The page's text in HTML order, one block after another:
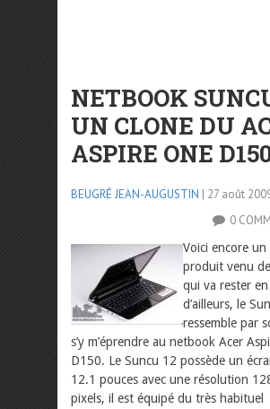
NETBOOK
UN CLONE DU
ASPIRE ONE
BEUGRÉ JEAN-AUGUSTIN | 27 août
0
Voici encore un
produit venu
qui va rester
d’ailleurs, le
ressemble par
s’y m’éprendre au netbook Acer
D150. Le Suncu 12 possède un
12.1 pouces avec une résolution
pixels, il est équipé du très habituel